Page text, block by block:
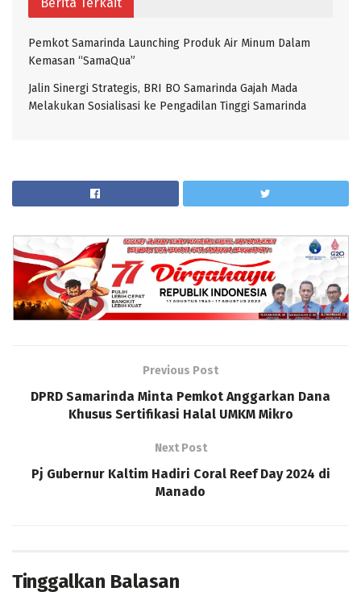
Pemkot Samarinda Launching Produk Air Minum Dalam
Kemasan “SamaQua”
Jalin Sinergi Strategis, BRI BO Samarinda Gajah Mada
Melakukan Sosialisasi ke Pengadilan Tinggi Samarinda
Previous Post
DPRD Samarinda Minta Pemkot Anggarkan Dana
Khusus Sertifikasi Halal UMKM Mikro
Next Post
Pj Gubernur Kaltim Hadiri Coral Reef Day 2024 di
Manado
Tinggalkan Balasan